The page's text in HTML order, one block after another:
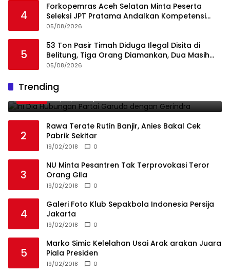
4
Forkopemras Aceh Selatan Minta Peserta
Seleksi JPT Pratama Andalkan Kompetensi
dan Integritas, Bukan Kedekatan
05/08/2026
5
53 Ton Pasir Timah Diduga Ilegal Disita di
Belitung, Tiga Orang Diamankan, Dua Masih
Diburu
05/08/2026
Trending
1
Gerindra
2
Rawa Terate Rutin Banjir, Anies Bakal Cek
Pabrik Sekitar
19/02/2018 0
3
NU Minta Pesantren Tak Terprovokasi Teror
Orang Gila
19/02/2018 0
4
Galeri Foto Klub Sepakbola Indonesia Persija
Jakarta
19/02/2018 0
5
Marko Simic Kelelahan Usai Arak arakan Juara
Piala Presiden
19/02/2018 0